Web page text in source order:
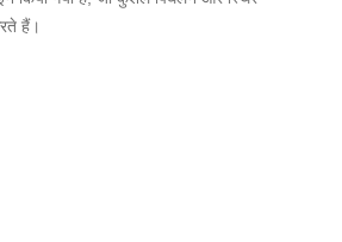
हैं।